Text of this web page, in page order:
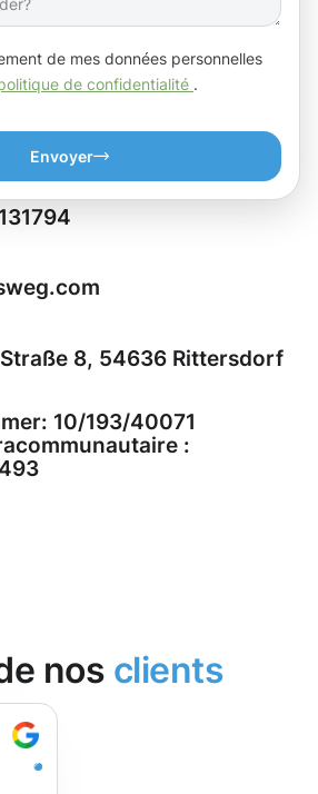
de mes données personnelles
de confidentialité .
Envoyer
8, 54636 Rittersdorf
10/193/40071
:
nos clients